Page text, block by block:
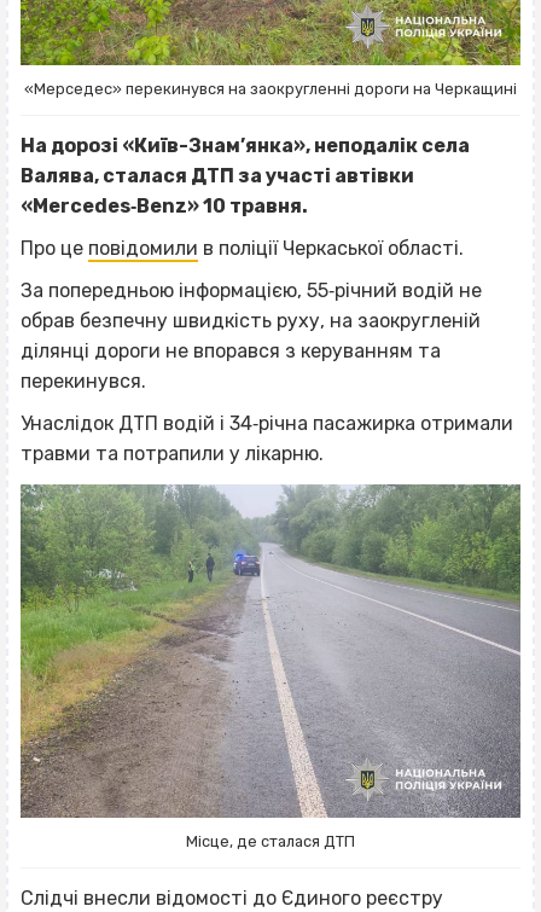
«Мерседес» перекинувся на заокругленні дороги на Черкащині
На дорозі «Київ-Знам’янка», неподалік села
Валява, сталася ДТП за участі автівки
«Mercedes‐Benz» 10 травня.
Про це повідомили в поліції Черкаської області.
За попередньою інформацією, 55‐річний водій не
обрав безпечну швидкість руху, на заокругленій
ділянці дороги не впорався з керуванням та
перекинувся.
Унаслідок ДТП водій і 34‐річна пасажирка отримали
травми та потрапили у лікарню.
Місце, де сталася ДТП
Слідчі внесли відомості до Єдиного реєстру